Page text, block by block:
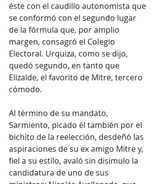
éste con el caudillo autonomista que
se conformó con el segundo lugar
de la fórmula que, por amplio
margen, consagró el Colegio
Electoral. Urquiza, como se dijo,
quedó segundo, en tanto que
Elizalde, el favorito de Mitre, tercero
cómodo.
Al término de su mandato,
Sarmiento, picado él también por el
bichito de la reelección, desdeñó las
aspiraciones de su ex amigo Mitre y,
fiel a su estilo, avaló sin disimulo la
candidatura de uno de sus